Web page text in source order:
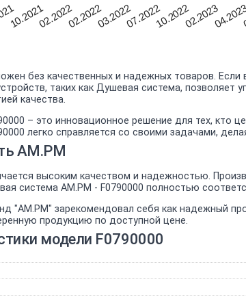
10.202102.202202.202203.202207.202210.202202.2023
без качественных и надежных товаров.
таких как Душевая система,
качества.
– это инновационное решение для тех, кто
легко справляется со своими задачами,
AM.PM
высоким качеством и надежностью.
система AM.PM - F0790000 полностью
"AM.PM" зарекомендовал себя как надежный
продукцию по доступной цене.
модели F0790000